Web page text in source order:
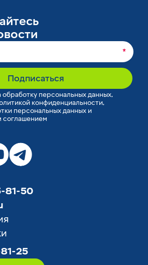
*
Подписаться
обработку персональных данных,
конфиденциальности,
персональных данных и
соглашением
81-50
25